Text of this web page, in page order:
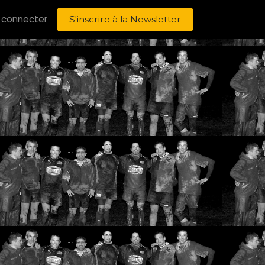
connecter S'inscrire à la Newsletter